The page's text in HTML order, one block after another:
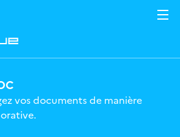
vos documents de manière